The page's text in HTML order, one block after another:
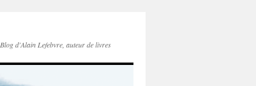
Blog d'Alain Lefebvre, auteur de livres